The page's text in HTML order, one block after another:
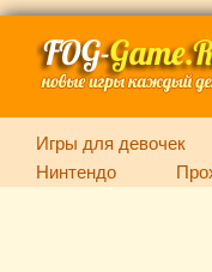
Игры для девочек
Нинтендо